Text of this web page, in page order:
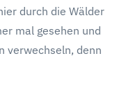
durch die Wälder
mal gesehen und
verwechseln, denn